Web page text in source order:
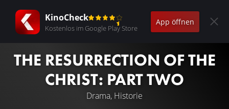
KinoCheck
Kostenlos im Google Play Store
App öffnen
THE RESURRECTION OF THE
CHRIST: PART TWO
Drama, Historie